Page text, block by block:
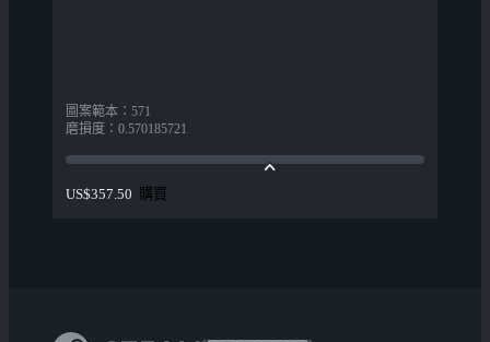
圖案範本 ： 571
磨損度 ： 0.570185721
US$357.50 購買